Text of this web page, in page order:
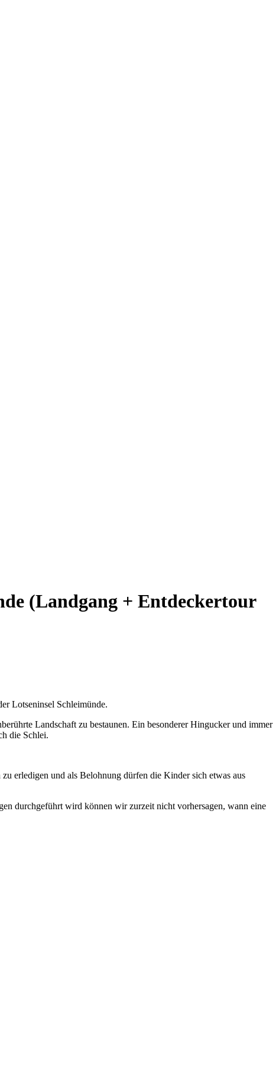
(Landgang + Entdeckertour
Lotseninsel Schleimünde.
Landschaft zu bestaunen. Ein besonderer Hingucker und immer
die Schlei.
erledigen und als Belohnung dürfen die Kinder sich etwas aus
durchgeführt wird können wir zurzeit nicht vorhersagen, wann eine